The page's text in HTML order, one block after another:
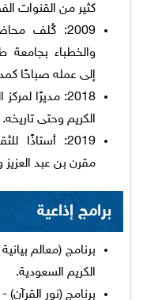
كثير من القنوات
2009: كُلف
والخطباء بجامعة
إلى عمله صباحًا
2018: مديرًا
الكريم وحتى تاريخه.
2019: أستاذًا
مقرن بن عبد العزيز
برامج إذاعية
برنامج (معالم
الكريم السعودية.
برنامج (نور القرآن)